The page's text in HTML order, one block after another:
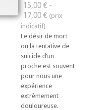
15,00 € -
17,00 €
Le désir de mort
ou la tentative de
suicide d’un
proche est souvent
pour nous une
expérience
extrêmement
douloureuse.